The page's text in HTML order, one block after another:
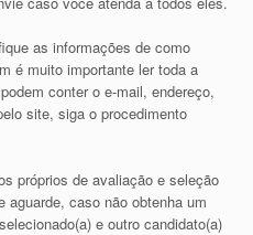
as informações de como
é muito importante ler toda a
conter o e-mail, endereço,
site, siga o procedimento
próprios de avaliação e seleção
caso não obtenha um
e outro candidato(a)